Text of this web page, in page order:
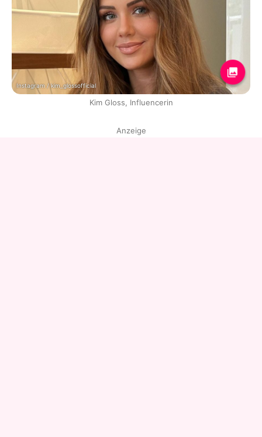
Instagram / kim_glossofficial
Kim Gloss, Influencerin
Anzeige